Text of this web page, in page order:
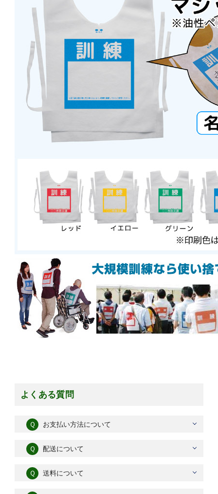
よくある質問
Ｑ お支払い方法について
Ｑ 配送について
Ｑ 送料について